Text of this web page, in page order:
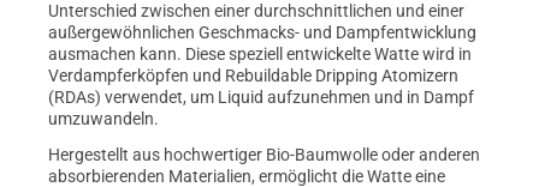
Unterschied zwischen einer durchschnittlichen und einer
außergewöhnlichen Geschmacks- und Dampfentwicklung
ausmachen kann. Diese speziell entwickelte Watte wird in
Verdampferköpfen und Rebuildable Dripping Atomizern
(RDAs) verwendet, um Liquid aufzunehmen und in Dampf
umzuwandeln.
Hergestellt aus hochwertiger Bio-Baumwolle oder anderen
absorbierenden Materialien, ermöglicht die Watte eine